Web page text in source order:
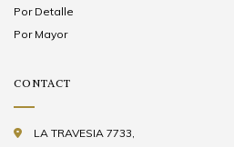
Por Detalle
Por Mayor
CONTACT
LA TRAVESIA 7733,